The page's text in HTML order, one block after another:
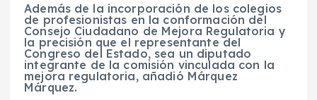
Además de la incorporación de los colegios
de profesionistas en la conformación del
Consejo Ciudadano de Mejora Regulatoria y
la precisión que el representante del
Congreso del Estado, sea un diputado
integrante de la comisión vinculada con la
mejora regulatoria, añadió Márquez
Márquez.